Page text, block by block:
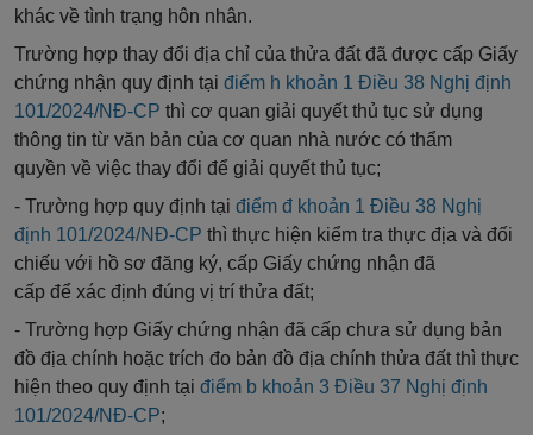
khác về tình trạng hôn nhân.
Trường hợp thay đổi địa chỉ của thửa đất đã được cấp Giấy
chứng nhận quy định tại điểm h khoản 1 Điều 38 Nghị định
101/2024/NĐ-CP thì cơ quan giải quyết thủ tục sử dụng
thông tin từ văn bản của cơ quan nhà nước có thẩm
quyền về việc thay đổi để giải quyết thủ tục;
- Trường hợp quy định tại điểm đ khoản 1 Điều 38 Nghị
định 101/2024/NĐ-CP thì thực hiện kiểm tra thực địa và đối
chiếu với hồ sơ đăng ký, cấp Giấy chứng nhận đã
cấp để xác định đúng vị trí thửa đất;
- Trường hợp Giấy chứng nhận đã cấp chưa sử dụng bản
đồ địa chính hoặc trích đo bản đồ địa chính thửa đất thì thực
hiện theo quy định tại điểm b khoản 3 Điều 37 Nghị định
101/2024/NĐ-CP;